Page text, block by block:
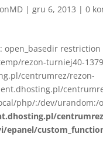
|gru 6, 2013 |0
open_basedir
rezon-turniej40-
centrumrez/rezon-
php/:/dev/
epanel/